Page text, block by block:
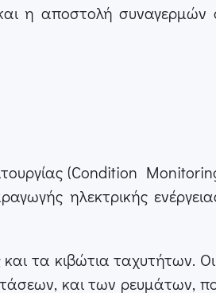
η αποστολή
(Condition
ηλεκτρικής
τα κιβώτια ταχυτήτων.
τάσεων, και των ρευμάτων,